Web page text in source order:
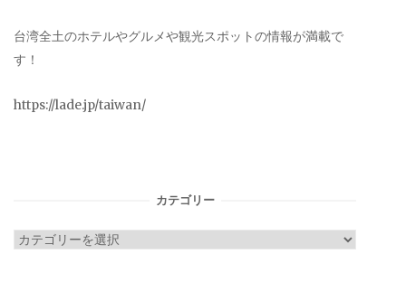
台湾全土のホテルやグルメや観光スポットの情報が満載で
す！
https://lade.jp/taiwan/
カテゴリー
カ